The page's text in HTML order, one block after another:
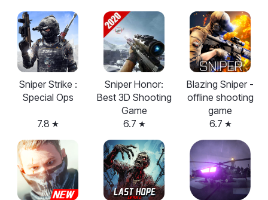
Sniper Strike :
Special Ops
7.8
Sniper Honor:
Best 3D Shooting
Game
6.7
Blazing Sniper -
offline shooting
game
6.7